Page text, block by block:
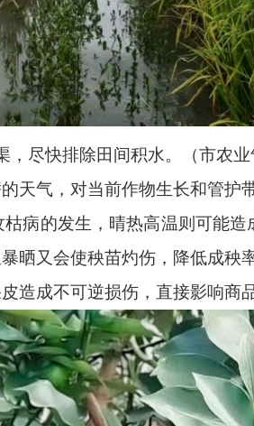
尽快排除田间积水。（市农业
天气，对当前作物生长和管护
病的发生，晴热高温则可能
晒又会使秧苗灼伤，降低成秧
造成不可逆损伤，直接影响商品